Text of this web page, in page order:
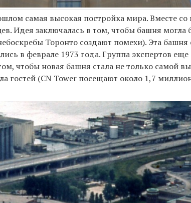
самая высокая постройка мира. Вместе
Идея заключалась в том, чтобы башня
Торонто создают помехи). Эта башня
в феврале 1973 года. Группа экспертов
чтобы новая башня стала не только самой
гостей (CN Tower посещают около 1,7